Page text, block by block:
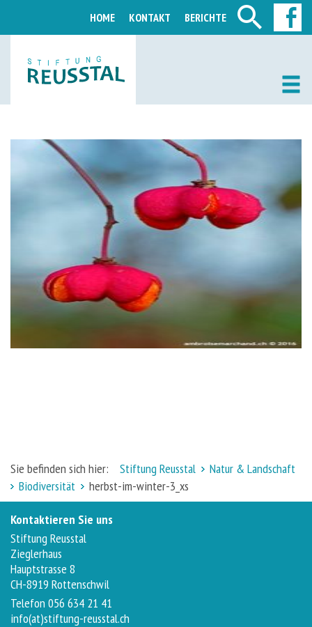
HOME KONTAKT BERICHTE
Sie befinden sich hier: Stiftung Reusstal
Natur & Landschaft
Biodiversität
herbst-im-winter-3_xs
Kontaktieren Sie uns
Stiftung Reusstal
Zieglerhaus
Hauptstrasse 8
CH-8919 Rottenschwil
Telefon 056 634 21 41
info(at)stiftung-reusstal.ch